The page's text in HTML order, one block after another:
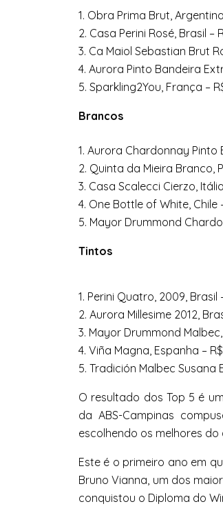
1. Obra Prima Brut,
2. Casa Perini Rosé, Brasil –
3. Ca Maiol Sebastian Brut
4. Aurora Pinto Bandeira
5. Sparkling2You, França –
Brancos
1. Aurora Chardonnay Pinto
2. Quinta da Mieira Branco,
3. Casa Scalecci Cierzo,
4. One Bottle of White, Chile
5. Mayor Drummond
Tintos
1. Perini Quatro, 2009, Brasil
2. Aurora Millesime 2012,
3. Mayor Drummond
4. Viña Magna, Espanha – R$
5. Tradición Malbec Susana
O resultado dos Top 5 é
da ABS-Campinas
escolhendo os melhores do
Este é o primeiro ano em
Bruno Vianna, um dos
conquistou o Diploma do